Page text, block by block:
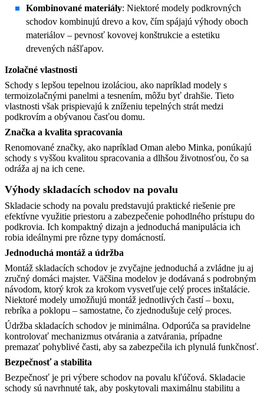
Kombinované materiály: Niektoré modely podkrovných
schodov kombinujú drevo a kov, čím spájajú výhody oboch
materiálov – pevnosť kovovej konštrukcie a estetiku
drevených nášľapov.
Izolačné vlastnosti
Schody s lepšou tepelnou izoláciou, ako napríklad modely s
termoizolačnými panelmi a tesnením, môžu byť drahšie. Tieto
vlastnosti však prispievajú k zníženiu tepelných strát medzi
podkrovím a obývanou časťou domu.
Značka a kvalita spracovania
Renomované značky, ako napríklad Oman alebo Minka, ponúkajú
schody s vyššou kvalitou spracovania a dlhšou životnosťou, čo sa
odráža aj na ich cene. ​
Výhody skladacích schodov na povalu
Skladacie schody na povalu predstavujú praktické riešenie pre
efektívne využitie priestoru a zabezpečenie pohodlného prístupu do
podkrovia. Ich kompaktný dizajn a jednoduchá manipulácia ich
robia ideálnymi pre rôzne typy domácností.
Jednoduchá montáž a údržba
Montáž skladacích schodov je zvyčajne jednoduchá a zvládne ju aj
zručný domáci majster. Väčšina modelov je dodávaná s podrobným
návodom, ktorý krok za krokom vysvetľuje celý proces inštalácie.
Niektoré modely umožňujú montáž jednotlivých častí – boxu,
rebríka a poklopu – samostatne, čo zjednodušuje celý proces.
Údržba skladacích schodov je minimálna. Odporúča sa pravidelne
kontrolovať mechanizmus otvárania a zatvárania, prípadne
premazať pohyblivé časti, aby sa zabezpečila ich plynulá funkčnosť.​
Bezpečnosť a stabilita
Bezpečnosť je pri výbere schodov na povalu kľúčová. Skladacie
schody sú navrhnuté tak, aby poskytovali maximálnu stabilitu a